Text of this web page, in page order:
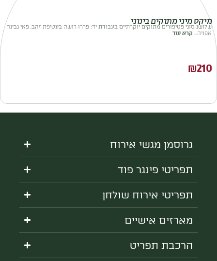
מיקס מיני מתוקים בינוני
שלושנ סוגי פטיפורים מתוקים יוקרתיים בעבודת יד: פררו רושה בעטיפת זהב, פאי גבינה
אפויה...קרא עוד
₪210
גרוסמן מגשי אירוח
תפריטי פינגר פוד
תפריטי אירוח שולחן
מארזים אישיים
הרכבת תפריט